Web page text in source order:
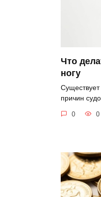
Что
ногу
причин
0 0